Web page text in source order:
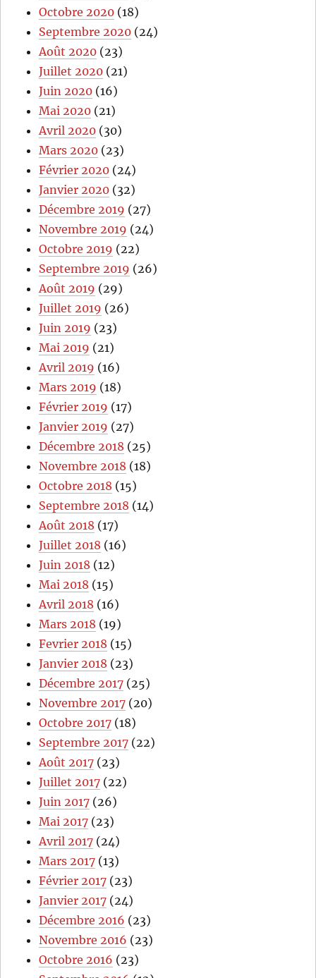
Octobre 2020 (18)
Septembre 2020 (24)
Août 2020 (23)
Juillet 2020 (21)
Juin 2020 (16)
Mai 2020 (21)
Avril 2020 (30)
Mars 2020 (23)
Février 2020 (24)
Janvier 2020 (32)
Décembre 2019 (27)
Novembre 2019 (24)
Octobre 2019 (22)
Septembre 2019 (26)
Août 2019 (29)
Juillet 2019 (26)
Juin 2019 (23)
Mai 2019 (21)
Avril 2019 (16)
Mars 2019 (18)
Février 2019 (17)
Janvier 2019 (27)
Décembre 2018 (25)
Novembre 2018 (18)
Octobre 2018 (15)
Septembre 2018 (14)
Août 2018 (17)
Juillet 2018 (16)
Juin 2018 (12)
Mai 2018 (15)
Avril 2018 (16)
Mars 2018 (19)
Fevrier 2018 (15)
Janvier 2018 (23)
Décembre 2017 (25)
Novembre 2017 (20)
Octobre 2017 (18)
Septembre 2017 (22)
Août 2017 (23)
Juillet 2017 (22)
Juin 2017 (26)
Mai 2017 (23)
Avril 2017 (24)
Mars 2017 (13)
Février 2017 (23)
Janvier 2017 (24)
Décembre 2016 (23)
Novembre 2016 (23)
Octobre 2016 (23)